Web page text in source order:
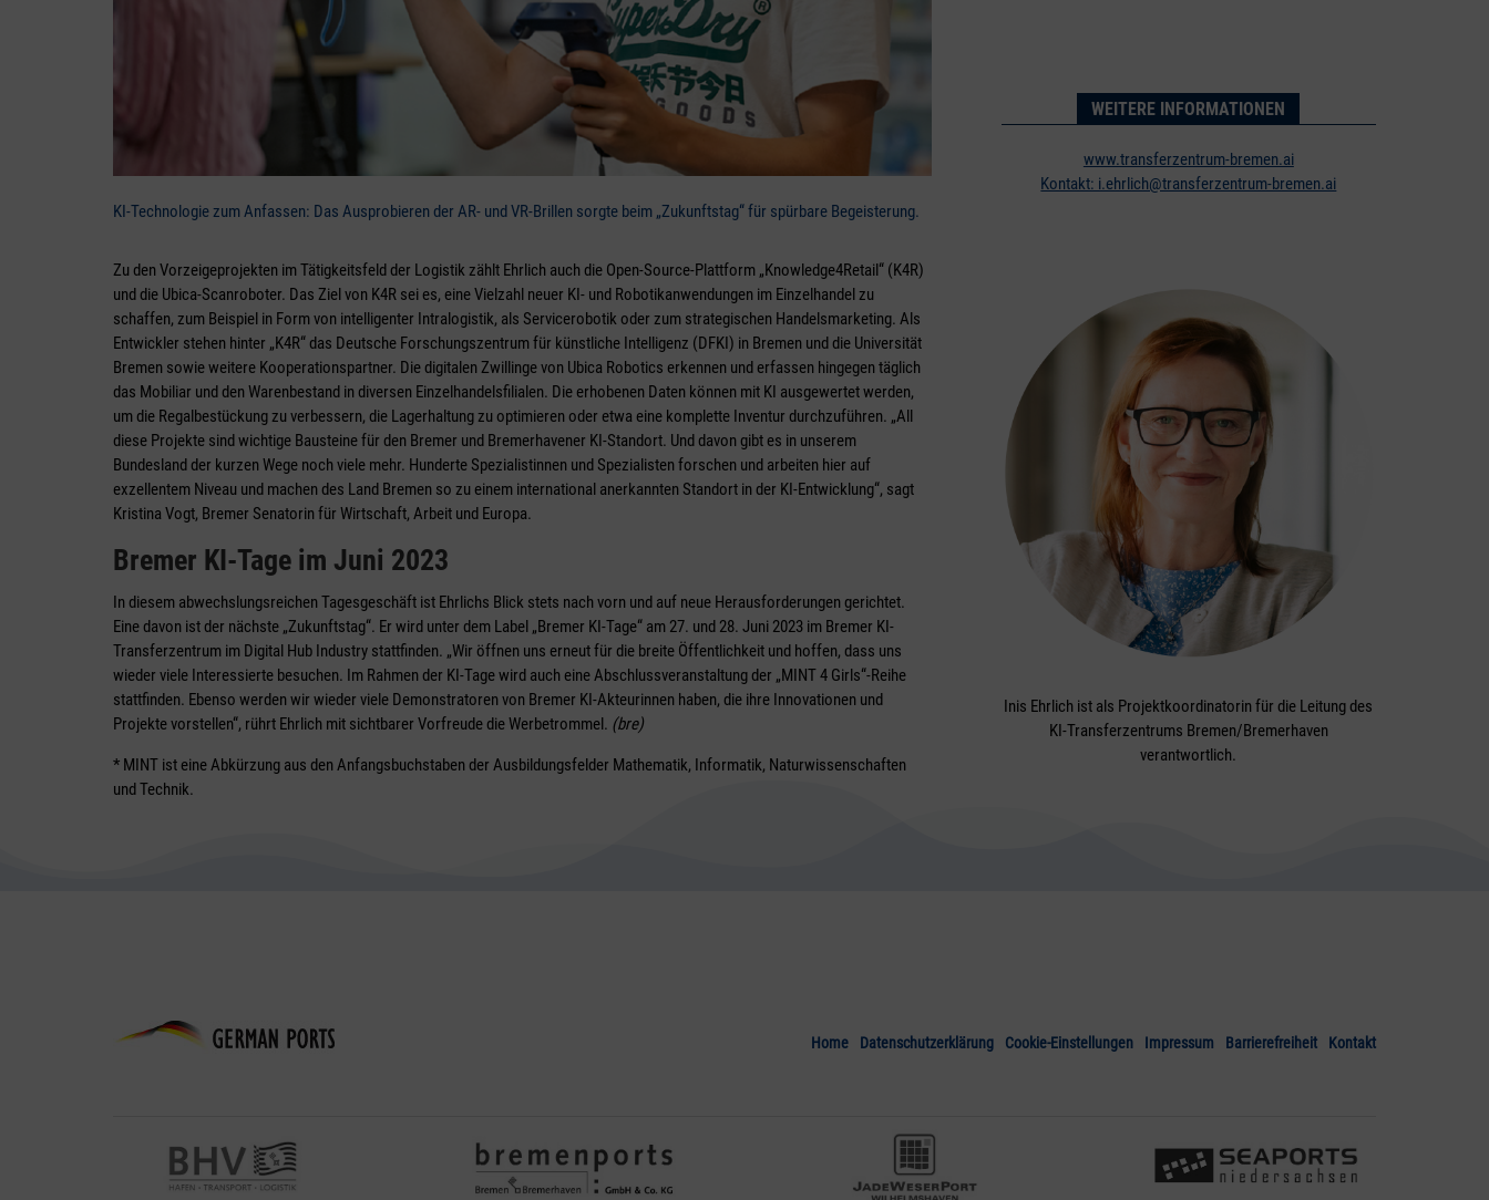
KI-Technologie zum Anfassen: Das Ausprobieren der AR- und VR-Brillen sorgte beim „Zukunftstag“ für spürbare Begeisterung.
Zu den Vorzeigeprojekten im Tätigkeitsfeld der Logistik zählt Ehrlich auch die Open-Source-Plattform „Knowledge4Retail“ (K4R)
und die Ubica-Scanroboter. Das Ziel von K4R sei es, eine Vielzahl neuer KI- und Robotikanwendungen im Einzelhandel zu
schaffen, zum Beispiel in Form von intelligenter Intralogistik, als Servicerobotik oder zum strategischen Handelsmarketing. Als
Entwickler stehen hinter „K4R“ das Deutsche Forschungszentrum für künstliche Intelligenz (DFKI) in Bremen und die Universität
Bremen sowie weitere Kooperationspartner. Die digitalen Zwillinge von Ubica Robotics erkennen und erfassen hingegen täglich
das Mobiliar und den Warenbestand in diversen Einzelhandelsfilialen. Die erhobenen Daten können mit KI ausgewertet werden,
um die Regalbestückung zu verbessern, die Lagerhaltung zu optimieren oder etwa eine komplette Inventur durchzuführen. „All
diese Projekte sind wichtige Bausteine für den Bremer und Bremerhavener KI-Standort. Und davon gibt es in unserem
Bundesland der kurzen Wege noch viele mehr. Hunderte Spezialistinnen und Spezialisten forschen und arbeiten hier auf
exzellentem Niveau und machen des Land Bremen so zu einem international anerkannten Standort in der KI-Entwicklung“, sagt
Kristina Vogt, Bremer Senatorin für Wirtschaft, Arbeit und Europa.
Bremer KI-Tage im Juni 2023
In diesem abwechslungsreichen Tagesgeschäft ist Ehrlichs Blick stets nach vorn und auf neue Herausforderungen gerichtet.
Eine davon ist der nächste „Zukunftstag“. Er wird unter dem Label „Bremer KI-Tage“ am 27. und 28. Juni 2023 im Bremer KI-
Transferzentrum im Digital Hub Industry stattfinden. „Wir öffnen uns erneut für die breite Öffentlichkeit und hoffen, dass uns
wieder viele Interessierte besuchen. Im Rahmen der KI-Tage wird auch eine Abschlussveranstaltung der „MINT 4 Girls“-Reihe
stattfinden. Ebenso werden wir wieder viele Demonstratoren von Bremer KI-Akteurinnen haben, die ihre Innovationen und
Projekte vorstellen“, rührt Ehrlich mit sichtbarer Vorfreude die Werbetrommel. (bre)
* MINT ist eine Abkürzung aus den Anfangsbuchstaben der Ausbildungsfelder Mathematik, Informatik, Naturwissenschaften
und Technik.
WEITERE INFORMATIONEN
www.transferzentrum-bremen.ai
Kontakt: i.ehrlich@transferzentrum-bremen.ai
Inis Ehrlich ist als Projektkoordinatorin für die Leitung des
KI-Transferzentrums Bremen/Bremerhaven
verantwortlich.
Kontakt
Barrierefreiheit
Impressum
Cookie-Einstellungen
Datenschutzerklärung
Home